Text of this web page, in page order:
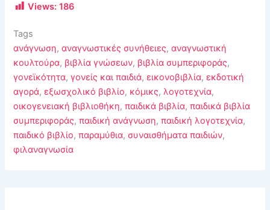
Views: 186
Tags
ανάγνωση,αναγνωστικές συνήθειες,αναγνωστική
κουλτούρα, βιβλία γνώσεων, βιβλία συμπεριφοράς,
γονεϊκότητα,γονείς και παιδιά,εικονοβιβλία,εκδοτική
αγορά,εξωσχολικό βιβλίο, κόμικς,λογοτεχνία,
οικογενειακή βιβλιοθήκη,παιδικά βιβλία,παιδικά βιβλία
συμπεριφοράς,παιδική ανάγνωση,παιδική λογοτεχνία,
παιδικό βιβλίο,παραμύθια, συναισθήματα παιδιών,
φιλαναγνωσία